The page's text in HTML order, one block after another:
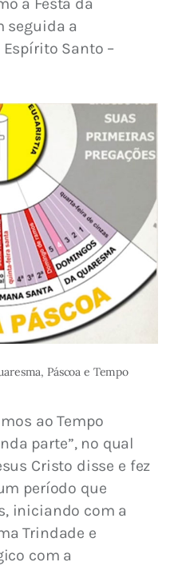
a Festa da
seguida a
Santo –
Páscoa e Tempo
ao Tempo
parte”, no qual
Cristo disse e fez
período que
iniciando com a
Trindade e
com a